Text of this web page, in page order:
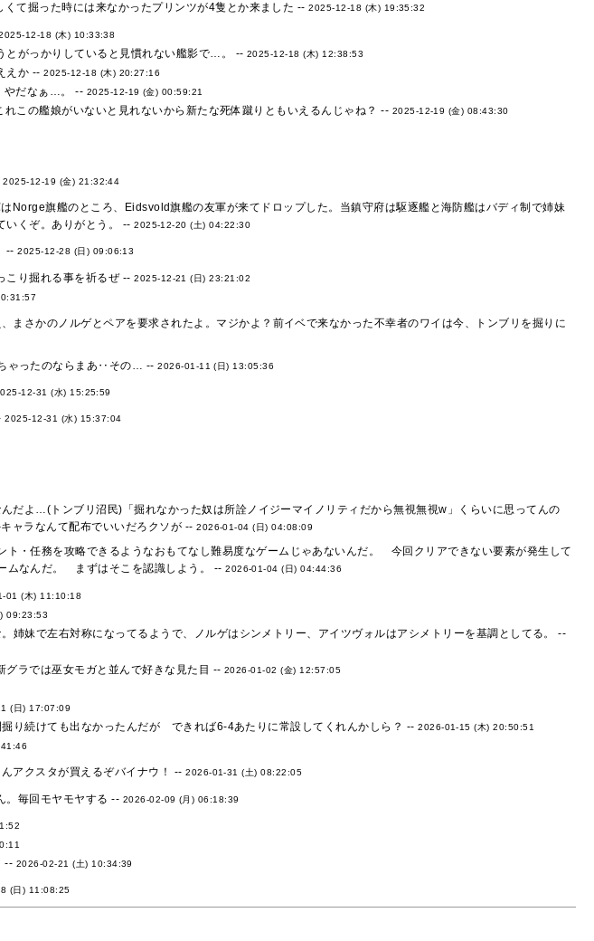
て掘った時には来なかったプリンツが4隻とか来ました --2025-12-18 (木) 19:35:32
12-18 (木) 10:33:38
とがっかりしていると見慣れない艦影で…。 -- 2025-12-18 (木) 12:38:53
えか --2025-12-18 (木) 20:27:16
やだなぁ…。 -- 2025-12-19 (金) 00:59:21
この艦娘がいないと見れないから新たな死体蹴りともいえるんじゃね？ -- 2025-12-19 (金) 08:43:30
2025-12-19 (金) 21:32:44
Norge旗艦のところ、Eidsvold旗艦の友軍が来てドロップした。当鎮守府は駆逐艦と海防艦はバディ制で姉妹
いくぞ。ありがとう。 --2025-12-20 (土) 04:22:30
--2025-12-28 (日) 09:06:13
こり掘れる事を祈るぜ --2025-12-21 (日) 23:21:02
まさかのノルゲとペアを要求されたよ。マジかよ？前イベで来なかった不幸者のワイは今、トンブリを掘りに
ゃったのならまあ‥その… --2026-01-11 (日) 13:05:36
12-31 (水) 15:25:59
2025-12-31 (水) 15:37:04
だよ…(トンブリ沼民)「掘れなかった奴は所詮ノイジーマイノリティだから無視無視w」くらいに思ってんの
ャラなんて配布でいいだろクソが --2026-01-04 (日) 04:08:09
ト・任務を攻略できるようなおもてなし難易度なゲームじゃあないんだ。 今回クリアできない要素が発生して
ムなんだ。 まずはそこを認識しよう。 --2026-01-04 (日) 04:44:36
01 (木) 11:10:18
09:23:53
姉妹で左右対称になってるようで、ノルゲはシンメトリー、アイツヴォルはアシメトリーを基調としてる。 --
ラでは巫女モガと並んで好きな見た目 -- 2026-01-02 (金) 12:57:05
(日) 17:07:09
り続けても出なかったんだが できれば6-4あたりに常設してくれんかしら？ --2026-01-15 (木) 20:50:51
アクスタが買えるぞバイナウ！ --2026-01-31 (土) 08:22:05
。毎回モヤモヤする -- 2026-02-09 (月) 06:18:39
-- 2026-02-21 (土) 10:34:39
(日) 11:08:25